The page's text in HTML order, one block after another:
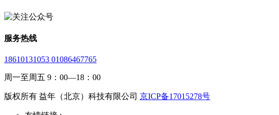
服务热线
18610131053 01086467765
周一至周五 9：00—18：00
版权所有 益年（北京）科技有限公司 京ICP备17015278号